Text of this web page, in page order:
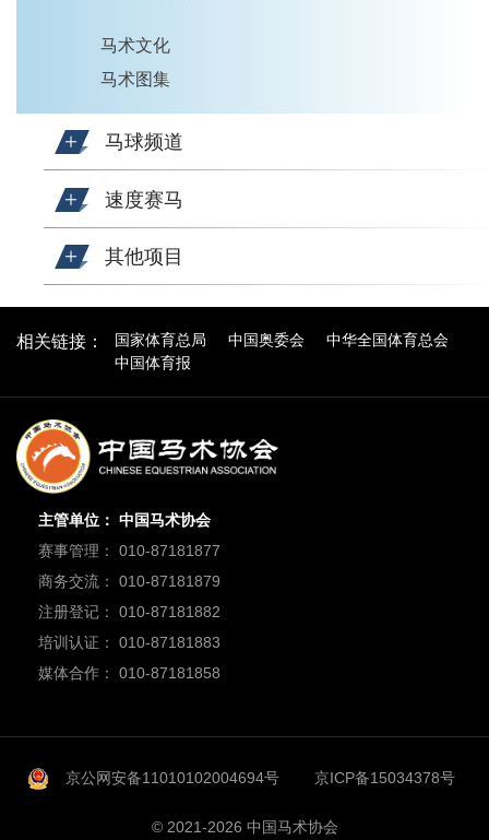
马术文化
马术图集
马球频道
速度赛马
其他项目
相关链接： 国家体育总局 中国奥委会
中华全国体育总会
中国体育报
主管单位： 中国马术协会
赛事管理： 010-87181877
商务交流： 010-87181879
注册登记： 010-87181882
培训认证： 010-87181883
媒体合作： 010-87181858
京公网安备11010102004694号 京ICP备15034378号
© 2021-2026 中国马术协会